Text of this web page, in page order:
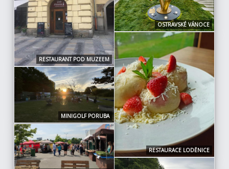
RESTAURANT POD MUZEEM
OSTRAVSKÉ VÁNOCE
RESTAURACE LODĚNICE
MINIGOLF PORUBA